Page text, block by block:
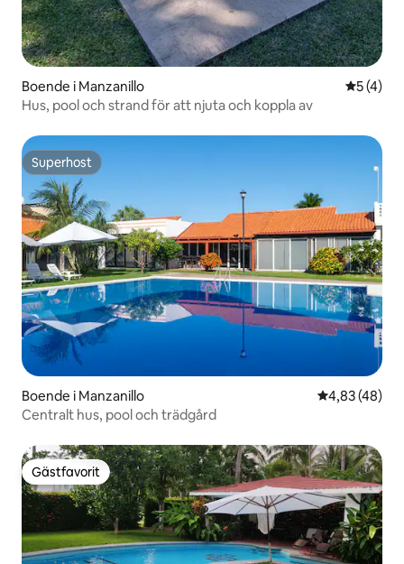
Boende i Manzanillo 5 av 5 i
5 (4)
Hus, pool och strand för att njuta och koppla av
Superhost
Superhost
Boende i Manzanillo 4,83 av 5 i
4,83 (48)
Centralt hus, pool och trädgård
Gästfavorit
Gästfavorit